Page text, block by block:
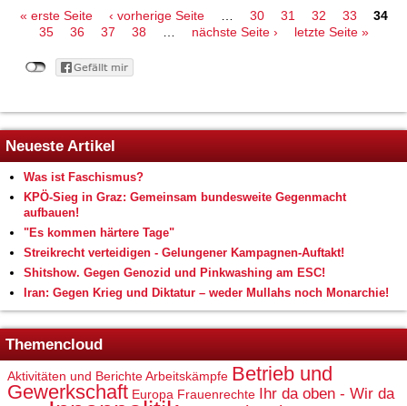
Seiten
« erste Seite ‹ vorherige Seite 30 31 32 33
34
35
36 37 38 nächste Seite › letzte Seite »
Neueste Artikel
Was ist Faschismus?
KPÖ-Sieg in Graz: Gemeinsam bundesweite Gegenmacht
aufbauen!
"Es kommen härtere Tage"
Streikrecht verteidigen - Gelungener Kampagnen-Auftakt!
Shitshow. Gegen Genozid und Pinkwashing am ESC!
Iran: Gegen Krieg und Diktatur – weder Mullahs noch Monarchie!
Themencloud
Aktivitäten und BerichteArbeitskämpfe Betrieb und
Gewerkschaft Europa Frauenrechte Ihr da oben - Wir da